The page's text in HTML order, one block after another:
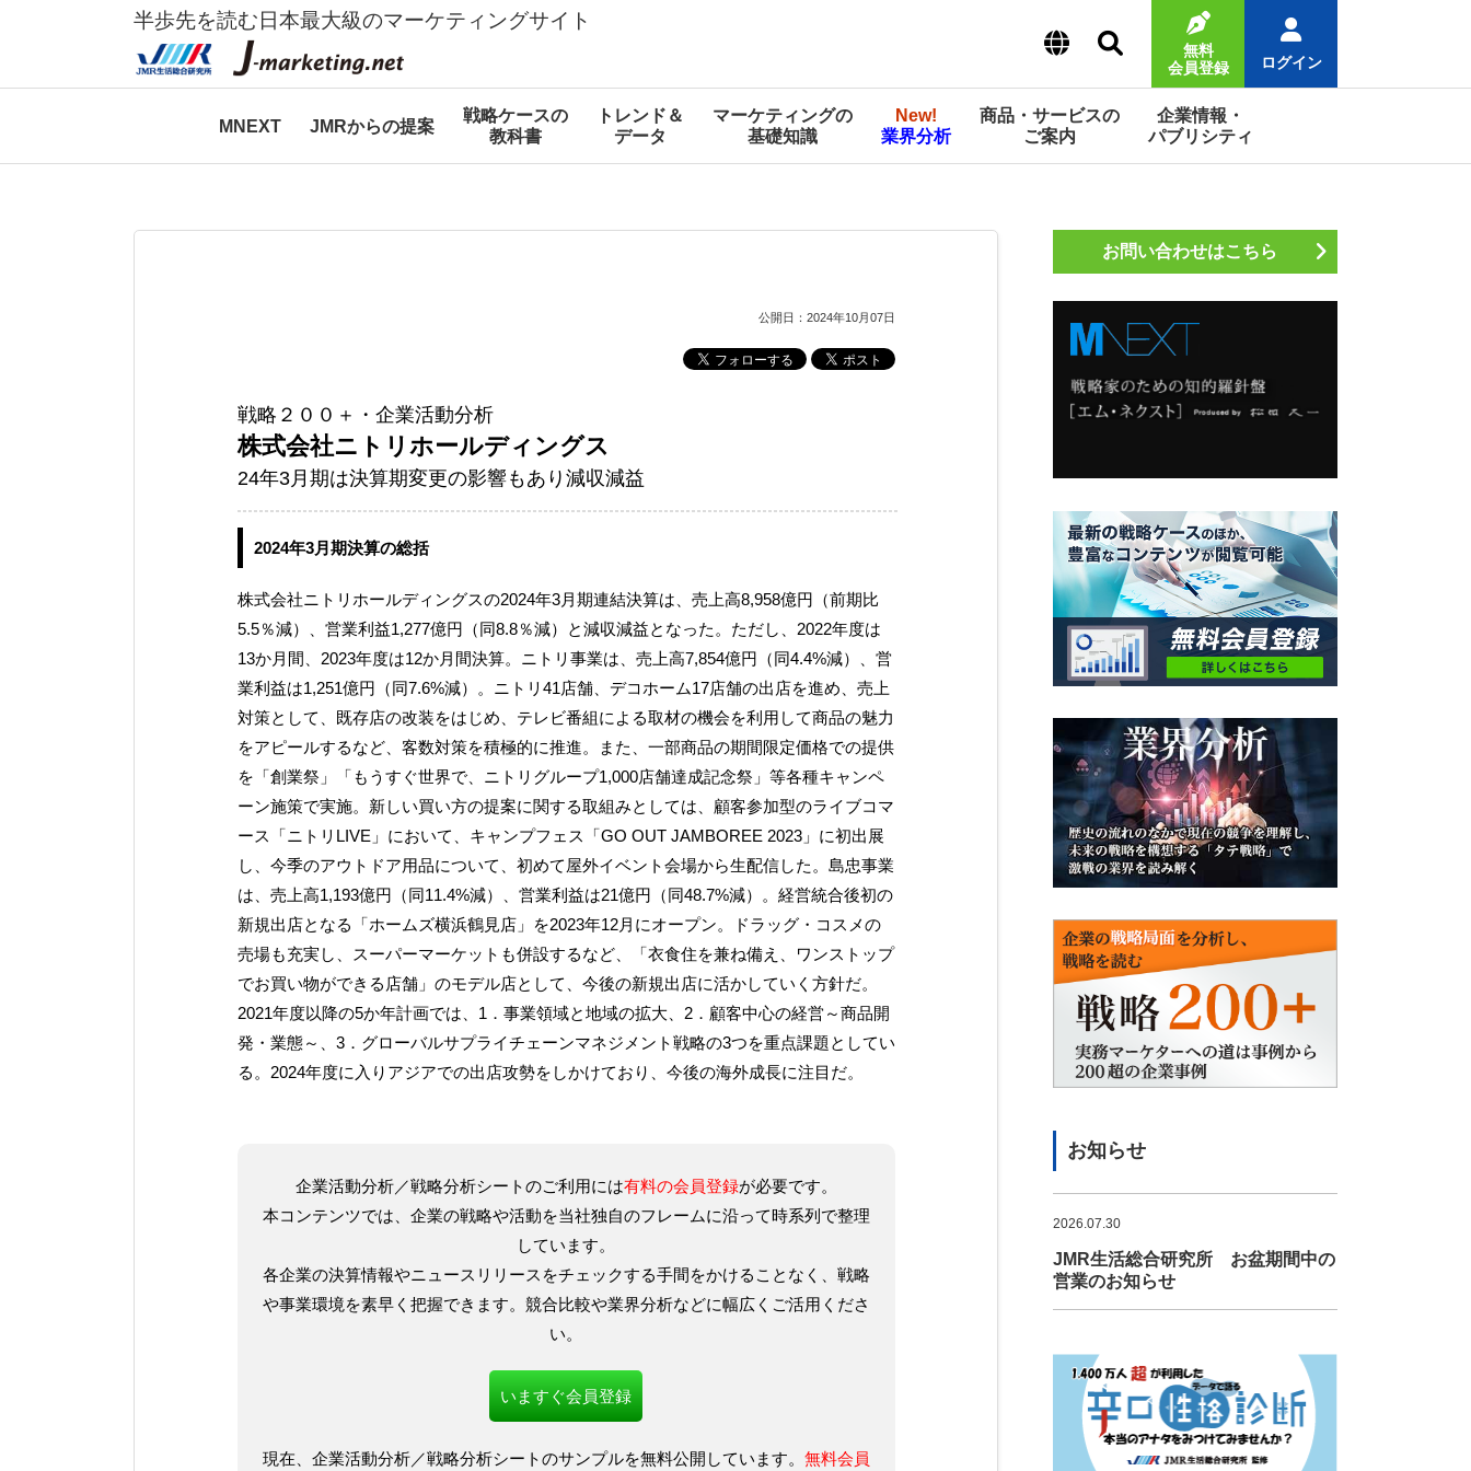
半歩先を読む日本最大級のマーケティングサイト
無料
会員登録
ログイン
MNEXT JMRからの提案
戦略ケースの
教科書
トレンド＆
データ
マーケティングの
基礎知識
New!
業界分析
商品・サービスの
ご案内
企業情報・
パブリシティ
公開日：2024年10月07日
戦略２００＋・企業活動分析
株式会社ニトリホールディングス
24年3月期は決算期変更の影響もあり減収減益
2024年3月期決算の総括
株式会社ニトリホールディングスの2024年3月期連結決算は、売上高8,958億円（前期比
5.5％減）、営業利益1,277億円（同8.8％減）と減収減益となった。ただし、2022年度は
13か月間、2023年度は12か月間決算。ニトリ事業は、売上高7,854億円（同4.4%減）、営
業利益は1,251億円（同7.6%減）。ニトリ41店舗、デコホーム17店舗の出店を進め、売上
対策として、既存店の改装をはじめ、テレビ番組による取材の機会を利用して商品の魅力
をアピールするなど、客数対策を積極的に推進。また、一部商品の期間限定価格での提供
を「創業祭」「もうすぐ世界で、ニトリグループ1,000店舗達成記念祭」等各種キャンペ
ーン施策で実施。新しい買い方の提案に関する取組みとしては、顧客参加型のライブコマ
ース「ニトリLIVE」において、キャンプフェス「GO OUT JAMBOREE 2023」に初出展
し、今季のアウトドア用品について、初めて屋外イベント会場から生配信した。島忠事業
は、売上高1,193億円（同11.4%減）、営業利益は21億円（同48.7%減）。経営統合後初の
新規出店となる「ホームズ横浜鶴見店」を2023年12月にオープン。ドラッグ・コスメの
売場も充実し、スーパーマーケットも併設するなど、「衣食住を兼ね備え、ワンストップ
でお買い物ができる店舗」のモデル店として、今後の新規出店に活かしていく方針だ。
2021年度以降の5か年計画では、1．事業領域と地域の拡大、2．顧客中心の経営～商品開
発・業態～、3．グローバルサプライチェーンマネジメント戦略の3つを重点課題としてい
る。2024年度に入りアジアでの出店攻勢をしかけており、今後の海外成長に注目だ。
企業活動分析／戦略分析シートのご利用には有料の会員登録が必要です。
本コンテンツでは、企業の戦略や活動を当社独自のフレームに沿って時系列で整理
しています。
各企業の決算情報やニュースリリースをチェックする手間をかけることなく、戦略
や事業環境を素早く把握できます。競合比較や業界分析などに幅広くご活用くださ
い。
いますぐ会員登録
現在、企業活動分析／戦略分析シートのサンプルを無料公開しています。 無料会員
お問い合わせはこちら
お知らせ
2026.07.30
JMR生活総合研究所 お盆期間中の
営業のお知らせ